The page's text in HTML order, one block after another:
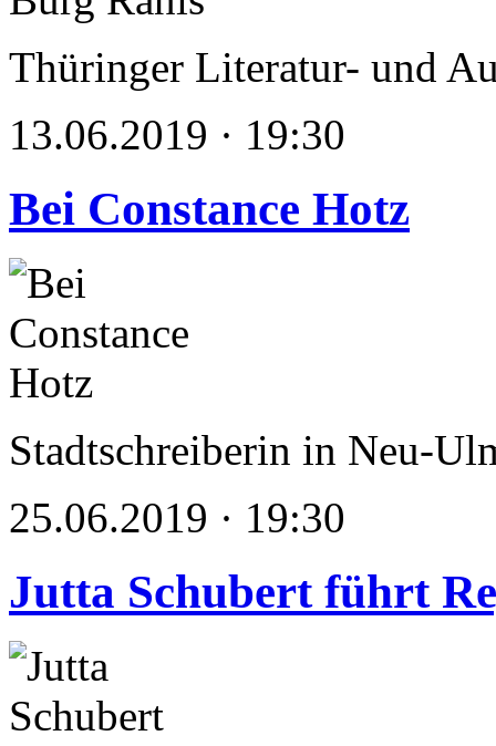
Thüringer Literatur- und
13.06.2019 · 19:30
Bei Constance Hotz
Stadtschreiberin in Neu-
25.06.2019 · 19:30
Jutta Schubert führt